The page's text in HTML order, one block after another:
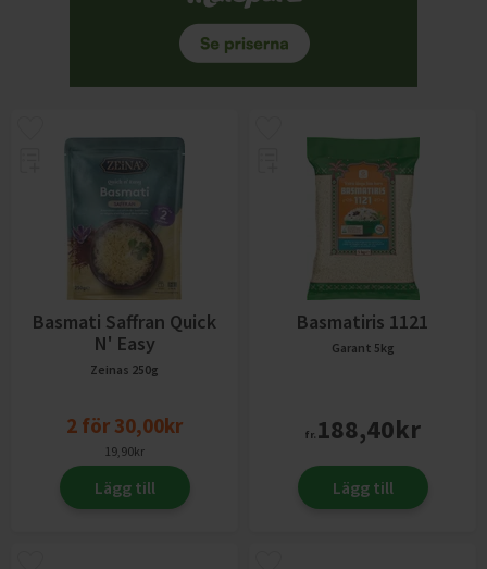
Basmati Saffran Quick
N' Easy
Zeinas 250g
2 för 30,00kr
19,90kr
Lägg till
Basmatiris 1121
Garant 5kg
fr. 188,40kr
Lägg till